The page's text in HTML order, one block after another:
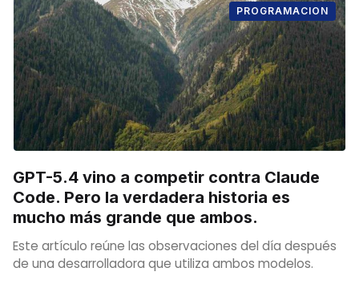
PROGRAMACION
GPT-5.4 vino a competir contra Claude
Code. Pero la verdadera historia es
mucho más grande que ambos.
Este artículo reúne las observaciones del día después
de una desarrolladora que utiliza ambos modelos.